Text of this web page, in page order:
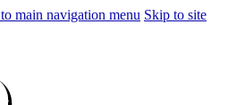
main navigation menu Skip to site